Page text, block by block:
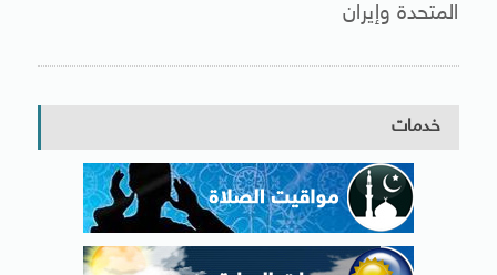
المتحدة وإيران
خدمات